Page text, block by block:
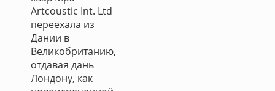
Artcoustic Int. Ltd
переехала из
Дании в
Великобританию,
отдавая дань
Лондону, как